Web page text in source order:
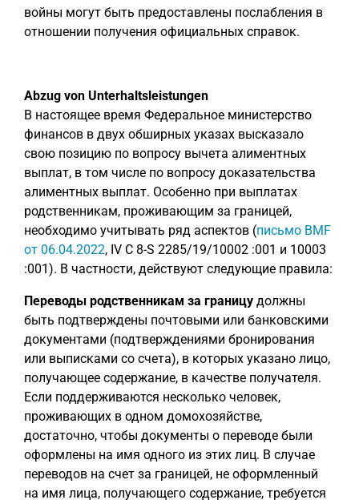
войны могут быть предоставлены послабления в
отношении получения официальных справок.
Abzug von Unterhaltsleistungen
В настоящее время Федеральное министерство
финансов в двух обширных указах высказало
свою позицию по вопросу вычета алиментных
выплат, в том числе по вопросу доказательства
алиментных выплат. Особенно при выплатах
родственникам, проживающим за границей,
необходимо учитывать ряд аспектов (письмо BMF
от 06.04.2022, IV C 8-S 2285/19/10002 :001 и 10003
:001). В частности, действуют следующие правила:
Переводы родственникам за границу должны
быть подтверждены почтовыми или банковскими
документами (подтверждениями бронирования
или выписками со счета), в которых указано лицо,
получающее содержание, в качестве получателя.
Если поддерживаются несколько человек,
проживающих в одном домохозяйстве,
достаточно, чтобы документы о переводе были
оформлены на имя одного из этих лиц. В случае
переводов на счет за границей, не оформленный
на имя лица, получающего содержание, требуется